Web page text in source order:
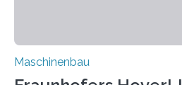
Maschinenbau